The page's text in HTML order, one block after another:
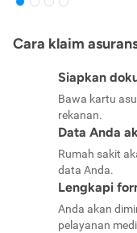
Cara klaim
Siapkan
Bawa kartu
rekanan.
Data Anda
Rumah sakit
data Anda.
Lengkapi
Anda akan
pelayanan